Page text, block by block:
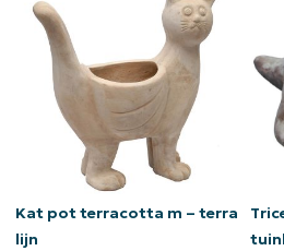
Kat pot terracotta m – terra
lijn